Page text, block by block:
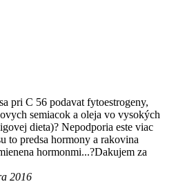
pri C 56 podavat fytoestrogeny,
semiacok a oleja vo vysokých
dieta)? Nepodporia este viac
to predsa hormony a rakovina
hormonmi...?Dakujem za
2016